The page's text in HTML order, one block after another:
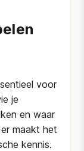
voor
je
en waar
maakt het
kennis.